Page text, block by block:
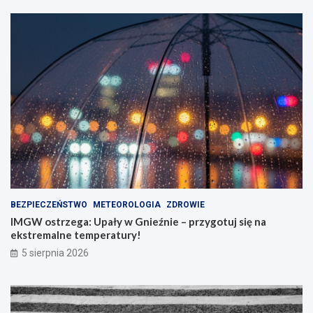
o
w
i
e
!
BEZPIECZEŃSTWO METEOROLOGIA ZDROWIE
IMGW ostrzega: Upały w Gnieźnie – przygotuj się na
ekstremalne temperatury!
5 sierpnia 2026